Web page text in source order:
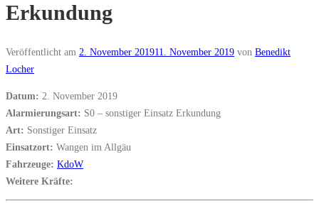
Erkundung
Veröffentlicht am 2. November 201911. November 2019 von Benedikt
Locher
Datum: 2. November 2019
Alarmierungsart: S0 – sonstiger Einsatz Erkundung
Art: Sonstiger Einsatz
Einsatzort: Wangen im Allgäu
Fahrzeuge: KdoW
Weitere Kräfte: